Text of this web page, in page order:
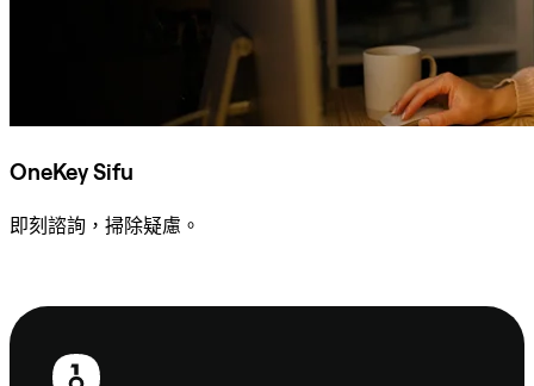
OneKey Sifu
即刻諮詢，掃除疑慮。
頁